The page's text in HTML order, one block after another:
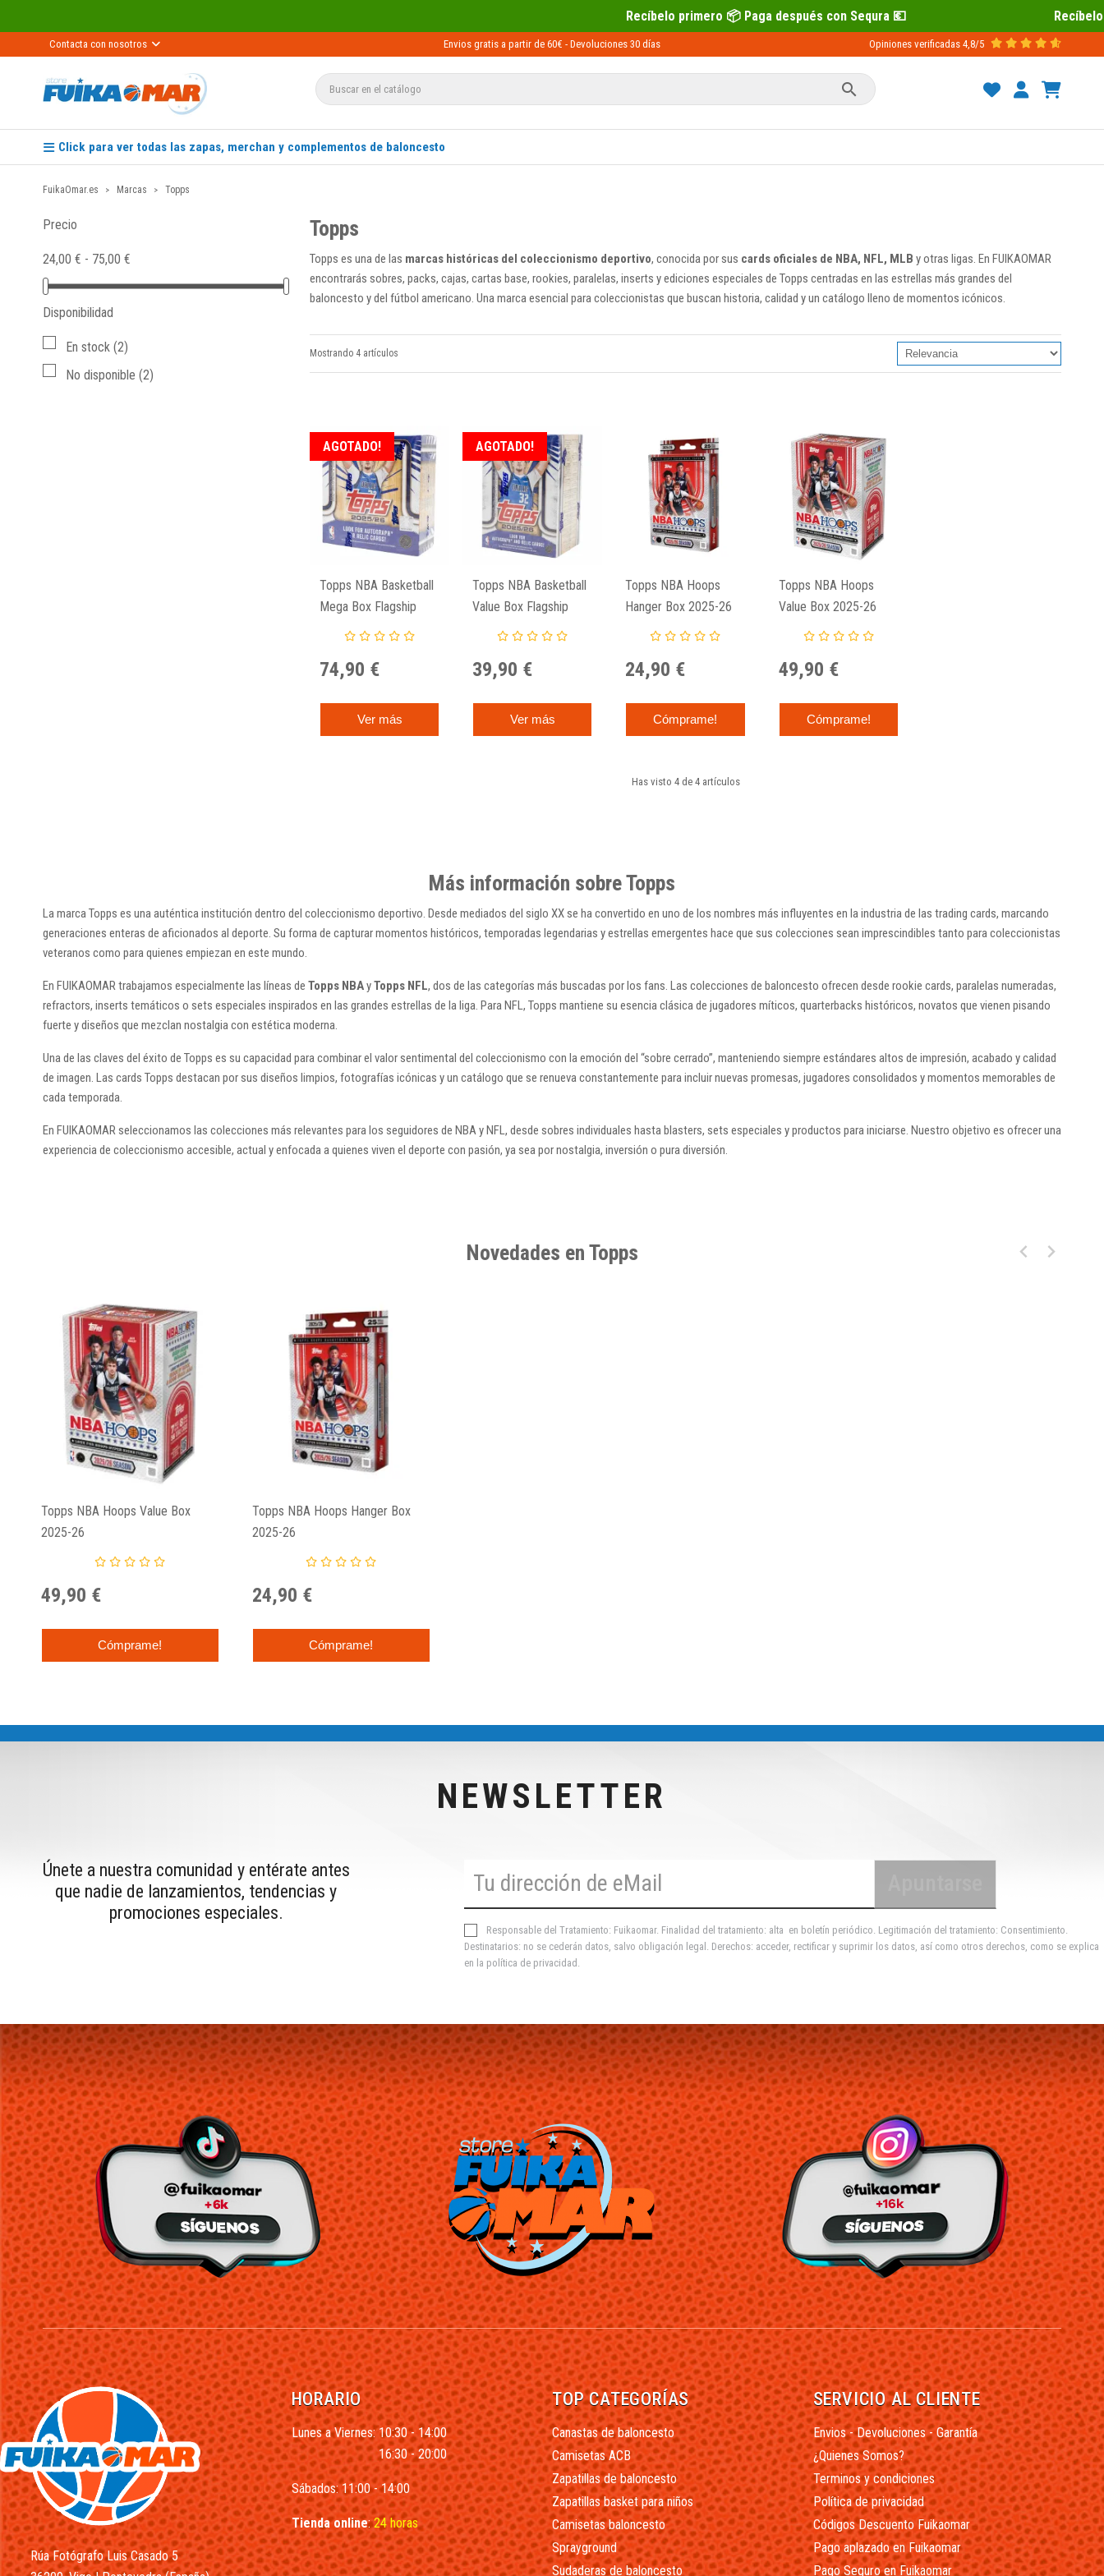
Recíbelo primero 📦 Paga después con Sequra 💶 Recíbelo primero 📦 Paga después
Contacta con nosotros Envios gratis a partir de 60€ - Devoluciones 30 días Opiniones verificadas 4,8/5

Click para ver todas las zapas, merchan y complementos de baloncesto
FuikaOmar.es Marcas Topps
Precio
24,00 € - 75,00 €
Disponibilidad
En stock (2)
No disponible (2)
Topps
Topps es una de las marcas históricas del coleccionismo deportivo, conocida por sus cards oficiales de NBA, NFL, MLB y otras ligas. En FUIKAOMAR
encontrarás sobres, packs, cajas, cartas base, rookies, paralelas, inserts y ediciones especiales de Topps centradas en las estrellas más grandes del
baloncesto y del fútbol americano. Una marca esencial para coleccionistas que buscan historia, calidad y un catálogo lleno de momentos icónicos.
Mostrando 4 artículos
Topps NBA Basketball
Mega Box Flagship
2025-26
74,90 €
Ver más
AGOTADO!
Topps NBA Basketball
Value Box Flagship
2025-26
39,90 €
Ver más
AGOTADO!
Topps NBA Hoops
Hanger Box 2025-26
24,90 €
Cómprame!
Topps NBA Hoops
Value Box 2025-26
49,90 €
Cómprame!
Has visto 4 de 4 artículos
Más información sobre Topps
La marca Topps es una auténtica institución dentro del coleccionismo deportivo. Desde mediados del siglo XX se ha convertido en uno de los nombres más influyentes en la industria de las trading cards, marcando
generaciones enteras de aficionados al deporte. Su forma de capturar momentos históricos, temporadas legendarias y estrellas emergentes hace que sus colecciones sean imprescindibles tanto para coleccionistas
veteranos como para quienes empiezan en este mundo.
En FUIKAOMAR trabajamos especialmente las líneas de Topps NBAyTopps NFL, dos de las categorías más buscadas por los fans. Las colecciones de baloncesto ofrecen desde rookie cards, paralelas numeradas,
refractors, inserts temáticos o sets especiales inspirados en las grandes estrellas de la liga. Para NFL, Topps mantiene su esencia clásica de jugadores míticos, quarterbacks históricos, novatos que vienen pisando
fuerte y diseños que mezclan nostalgia con estética moderna.
Una de las claves del éxito de Topps es su capacidad para combinar el valor sentimental del coleccionismo con la emoción del “sobre cerrado”, manteniendo siempre estándares altos de impresión, acabado y calidad
de imagen. Las cards Topps destacan por sus diseños limpios, fotografías icónicas y un catálogo que se renueva constantemente para incluir nuevas promesas, jugadores consolidados y momentos memorables de
cada temporada.
En FUIKAOMAR seleccionamos las colecciones más relevantes para los seguidores de NBA y NFL, desde sobres individuales hasta blasters, sets especiales y productos para iniciarse. Nuestro objetivo es ofrecer una
experiencia de coleccionismo accesible, actual y enfocada a quienes viven el deporte con pasión, ya sea por nostalgia, inversión o pura diversión.
Novedades en Topps
Topps NBA Hoops Value Box
2025-26
49,90 €
Cómprame!
Topps NBA Hoops Hanger Box
2025-26
24,90 €
Cómprame!
NEWSLETTER
Únete a nuestra comunidad y entérate antes
que nadie de lanzamientos, tendencias y
promociones especiales.
Responsable del Tratamiento: Fuikaomar. Finalidad del tratamiento: alta en boletín periódico. Legitimación del tratamiento: Consentimiento.
Destinatarios: no se cederán datos, salvo obligación legal. Derechos: acceder, rectificar y suprimir los datos, así como otros derechos, como se explica
en la política de privacidad
Rúa Fotógrafo Luis Casado 5
HORARIO
Lunes a Viernes: 10:30 - 14:00
16:30 - 20:00
Sábados: 11:00 - 14:00
Tienda online:24 horas
TOP CATEGORÍAS
Canastas de baloncesto
Camisetas ACB
Zapatillas de baloncesto
Zapatillas basket para niños
Camisetas baloncesto
Sprayground
Sudaderas de baloncesto
SERVICIO AL CLIENTE
Envios - Devoluciones - Garantía
¿Quienes Somos?
Terminos y condiciones
Política de privacidad
Códigos Descuento Fuikaomar
Pago aplazado en Fuikaomar
Pago Seguro en Fuikaomar